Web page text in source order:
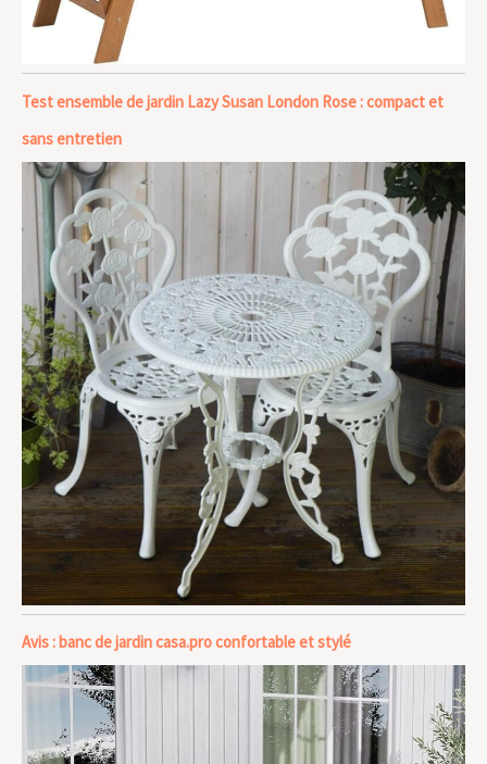
Test ensemble de jardin Lazy Susan London Rose : compact et
sans entretien
Avis : banc de jardin casa.pro confortable et stylé